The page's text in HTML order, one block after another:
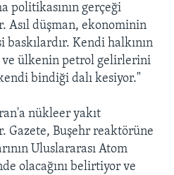
politikasının gerçeği
Asıl düşman, ekonominin
Kendi halkının
ve ülkenin petrol gelirlerini
bindiği dalı kesiyor."
nükleer yakıt
Gazete, Buşehr reaktörüne
Uluslararası Atom
olacağını belirtiyor ve